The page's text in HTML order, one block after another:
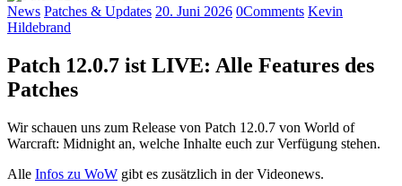
News Patches & Updates 20. Juni 2026 0Comments Kevin
Hildebrand
Patch 12.0.7 ist LIVE: Alle Features des
Patches
Wir schauen uns zum Release von Patch 12.0.7 von World of
Warcraft: Midnight an, welche Inhalte euch zur Verfügung stehen.
Alle Infos zu WoW gibt es zusätzlich in der Videonews.